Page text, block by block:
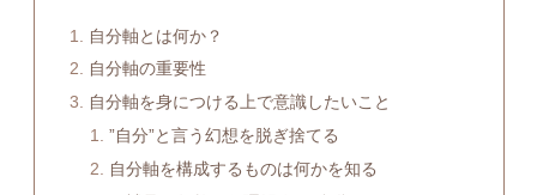
自分軸とは何か？
自分軸の重要性
自分軸を身につける上で意識したいこと
”自分”と言う幻想を脱ぎ捨てる
自分軸を構成するものは何かを知る